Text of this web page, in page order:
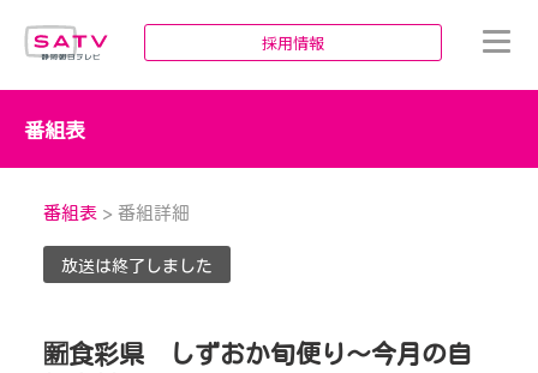
採用情報
番組表
番組表 > 番組詳細
放送は終了しました
🈟食彩県 しずおか旬便り〜今月の自